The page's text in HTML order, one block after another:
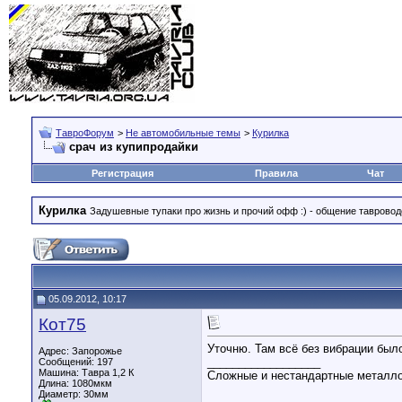
ТавроФорум > Не автомобильные темы > Курилка
срач из купипродайки
Регистрация Правила Чат
Курилка Задушевные тупаки про жизнь и прочий офф :) - общение
05.09.2012, 10:17
Кот75
Адрес: Запорожье
Сообщений: 197
Машина: Тавра 1,2 К
Длина: 1080мкм
Диаметр: 30мм
Уточню. Там всё без вибрации
Сложные и нестандартные